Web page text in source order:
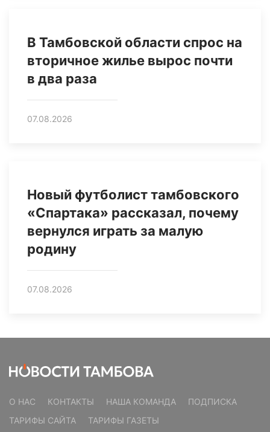
В Тамбовской области спрос на
вторичное жилье вырос почти
в два раза
07.08.2026
Новый футболист тамбовского
«Спартака» рассказал, почему
вернулся играть за малую
родину
07.08.2026
О НАС КОНТАКТЫ НАША КОМАНДА
ПОДПИСКА
ТАРИФЫ САЙТА
ТАРИФЫ ГАЗЕТЫ